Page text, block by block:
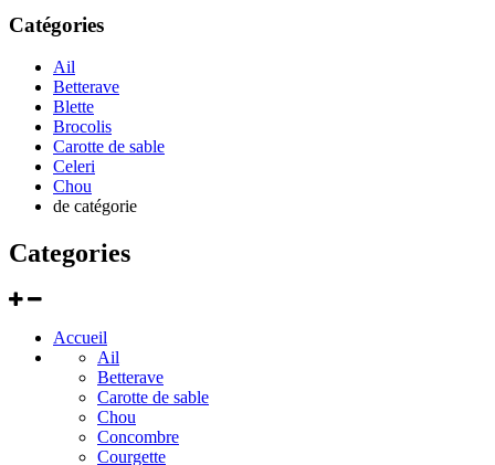
Catégories
Ail
Betterave
Blette
Brocolis
Carotte de sable
Celeri
Chou
de catégorie
Categories
Accueil
Ail
Betterave
Carotte de sable
Chou
Concombre
Courgette